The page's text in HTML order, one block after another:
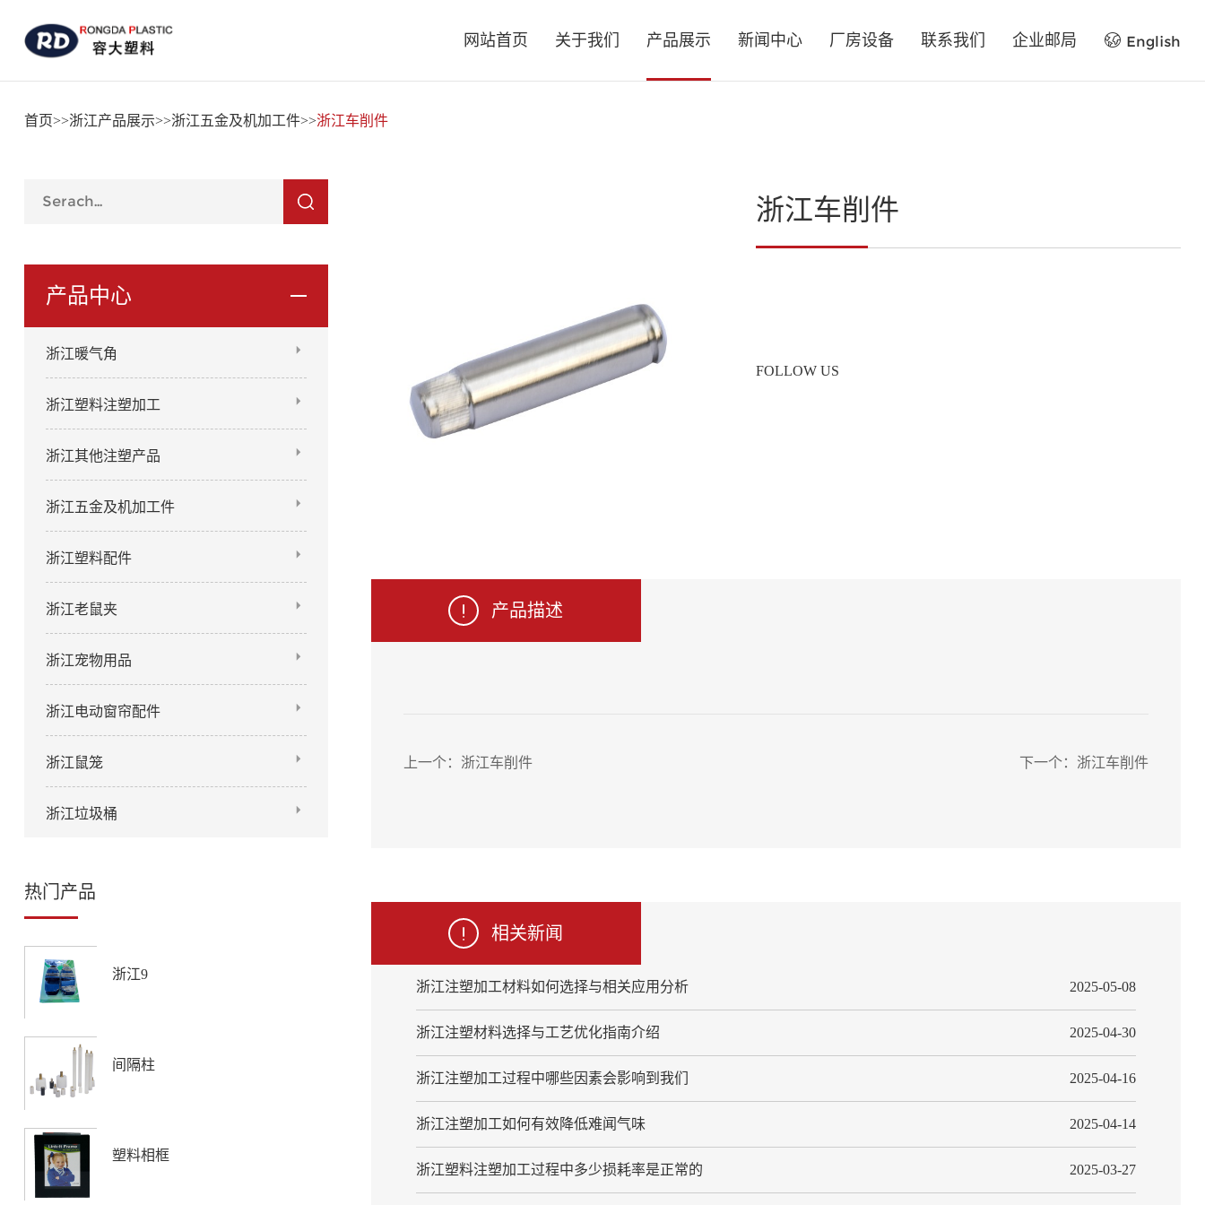
English
网站首页 关于我们 产品展示 新闻中心 厂房设备 联系我们 企业邮局
首页>>浙江产品展示>>浙江五金及机加工件>>浙江车削件
产品中心
浙江暖气角
浙江塑料注塑加工
浙江其他注塑产品
浙江五金及机加工件
浙江塑料配件
浙江老鼠夹
浙江宠物用品
浙江电动窗帘配件
浙江鼠笼
浙江垃圾桶
热门产品
浙江9
间隔柱
塑料相框
浙江车削件
FOLLOW US
产品描述
上一个： 浙江车削件 下一个： 浙江车削件
相关新闻
浙江注塑加工材料如何选择与相关应用分析 2025-05-08
浙江注塑材料选择与工艺优化指南介绍 2025-04-30
浙江注塑加工过程中哪些因素会影响到我们 2025-04-16
浙江注塑加工如何有效降低难闻气味 2025-04-14
浙江塑料注塑加工过程中多少损耗率是正常的 2025-03-27